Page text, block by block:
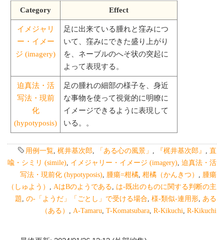
Category Effect
イメジャリ
ー・イメー
ジ (imagery)
足に出来ている腫れと窪みにつ
いて、窪みにできた盛り上がり
を、ネーブルのへそ状の突起に
よって表現する。
迫真法・活
写法・現前
化
(hypotyposis)
足の腫れの細部の様子を、身近
な事物を使って視覚的に明瞭に
イメージできるように表現して
いる。。
用例一覧 梶井基次郎 「ある心の風景」 『梶井基次郎』
直
喩・シミリ (simile)
イメジャリー・イメージ (imagery) 迫真法・活
写法・現前化 (hypotyposis)
腫瘍=柑橘 柑橘（かんきつ）
腫瘍
（しゅよう）
AはBのようである
は-既出のものに関する判断の主
題 の-「ようだ」「ごとし」で受ける場合 様-類似-連用形 ある
（ある）
A-Tamaru T-Komatsubara R-Kikuchi R-Kikuchi